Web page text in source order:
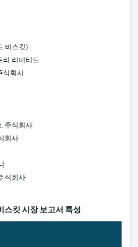
비스킷)
리 리미티드
식회사
주식회사
회사
식회사
스킷 시장 보고서 특성